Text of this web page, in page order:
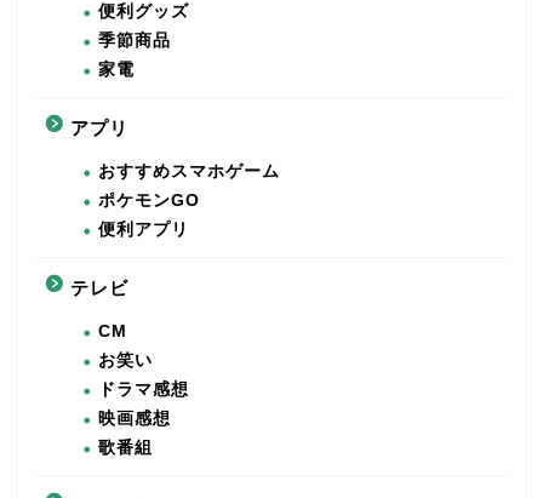
便利グッズ
季節商品
家電
アプリ
おすすめスマホゲーム
ポケモンGO
便利アプリ
テレビ
CM
お笑い
ドラマ感想
映画感想
歌番組